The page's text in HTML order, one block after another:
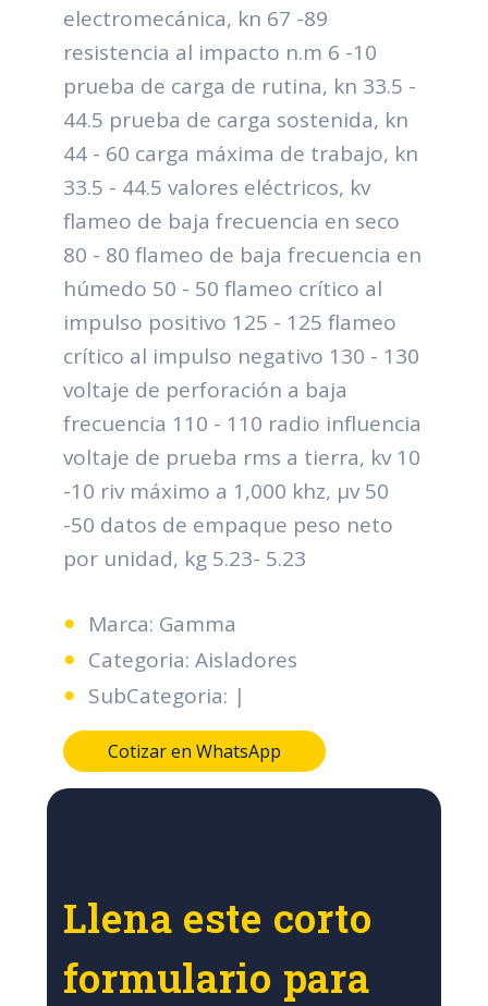
electromecánica, kn 67 -89
resistencia al impacto n.m 6 -10
prueba de carga de rutina, kn 33.5 -
44.5 prueba de carga sostenida, kn
44 - 60 carga máxima de trabajo, kn
33.5 - 44.5 valores eléctricos, kv
flameo de baja frecuencia en seco
80 - 80 flameo de baja frecuencia en
húmedo 50 - 50 flameo crítico al
impulso positivo 125 - 125 flameo
crítico al impulso negativo 130 - 130
voltaje de perforación a baja
frecuencia 110 - 110 radio influencia
voltaje de prueba rms a tierra, kv 10
-10 riv máximo a 1,000 khz, μv 50
-50 datos de empaque peso neto
por unidad, kg 5.23- 5.23
Marca: Gamma
Categoria: Aisladores
SubCategoria: |
Cotizar en WhatsApp
Llena este corto
formulario para